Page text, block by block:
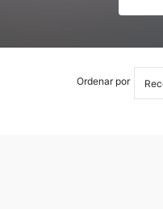
Ordenar por